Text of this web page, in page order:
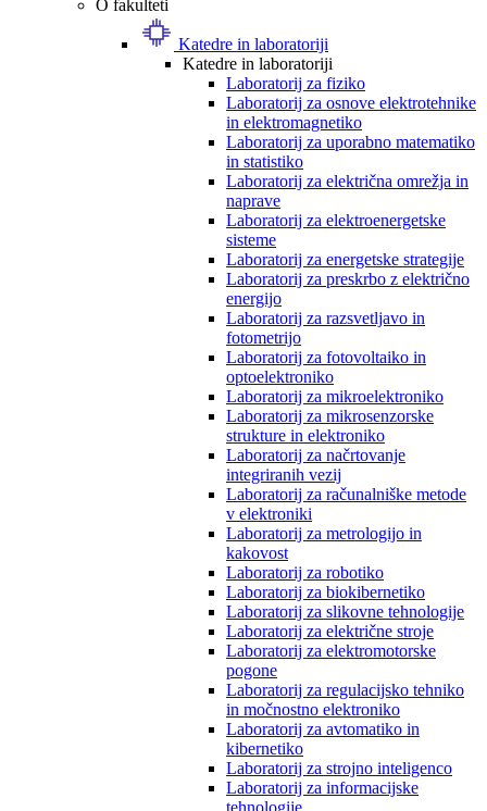
O fakulteti
Katedre in laboratoriji
Katedre in laboratoriji
Laboratorij za fiziko
Laboratorij za osnove elektrotehnike
in elektromagnetiko
Laboratorij za uporabno matematiko
in statistiko
Laboratorij za električna omrežja in
naprave
Laboratorij za elektroenergetske
sisteme
Laboratorij za energetske strategije
Laboratorij za preskrbo z električno
energijo
Laboratorij za razsvetljavo in
fotometrijo
Laboratorij za fotovoltaiko in
optoelektroniko
Laboratorij za mikroelektroniko
Laboratorij za mikrosenzorske
strukture in elektroniko
Laboratorij za načrtovanje
integriranih vezij
Laboratorij za računalniške metode
v elektroniki
Laboratorij za metrologijo in
kakovost
Laboratorij za robotiko
Laboratorij za biokibernetiko
Laboratorij za slikovne tehnologije
Laboratorij za električne stroje
Laboratorij za elektromotorske
pogone
Laboratorij za regulacijsko tehniko
in močnostno elektroniko
Laboratorij za avtomatiko in
kibernetiko
Laboratorij za strojno inteligenco
Laboratorij za informacijske
tehnologije